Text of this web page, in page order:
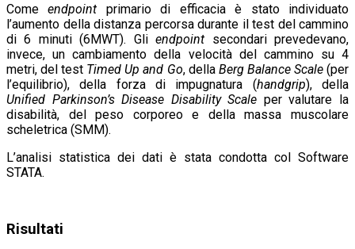
Comeendpoint primario di efficacia è stato individuato
l’aumento della distanza percorsa durante il test del cammino
di 6 minuti (6MWT). Gliendpoint secondari prevedevano,
invece, un cambiamento della velocità del cammino su 4
metri, del test Timed Up and Go, della Berg Balance Scale(per
l’equilibrio), della forza di impugnatura (handgrip), della
Unified Parkinson’s Disease Disability Scale per valutare la
disabilità, del peso corporeo e della massa muscolare
scheletrica (SMM).
L’analisi statistica dei dati è stata condotta col Software
STATA.
Risultati